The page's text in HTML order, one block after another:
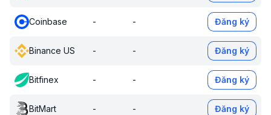
Coinbase - - Đăng ký
Binance US - - Đăng ký
Bitfinex - - Đăng ký
BitMart - - Đăng ký